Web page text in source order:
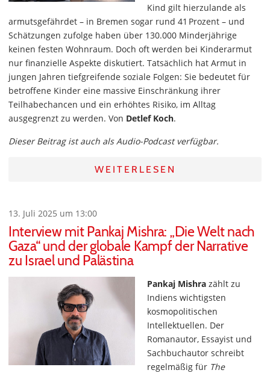
Kind gilt hierzulande als
armutsgefährdet – in Bremen sogar rund 41 Prozent – und
Schätzungen zufolge haben über 130.000 Minderjährige
keinen festen Wohnraum. Doch oft werden bei Kinderarmut
nur finanzielle Aspekte diskutiert. Tatsächlich hat Armut in
jungen Jahren tiefgreifende soziale Folgen: Sie bedeutet für
betroffene Kinder eine massive Einschränkung ihrer
Teilhabechancen und ein erhöhtes Risiko, im Alltag
ausgegrenzt zu werden. Von Detlef Koch.
Dieser Beitrag ist auch als Audio-Podcast verfügbar.
WEITERLESEN
13. Juli 2025 um 13:00
Interview mit Pankaj Mishra: „Die Welt nach
Gaza“ und der globale Kampf der Narrative
zu Israel und Palästina
Pankaj Mishra zählt zu
Indiens wichtigsten
kosmopolitischen
Intellektuellen. Der
Romanautor, Essayist und
Sachbuchautor schreibt
regelmäßig für The